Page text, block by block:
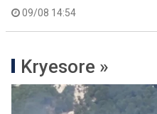
09/08 14:54
Kryesore »